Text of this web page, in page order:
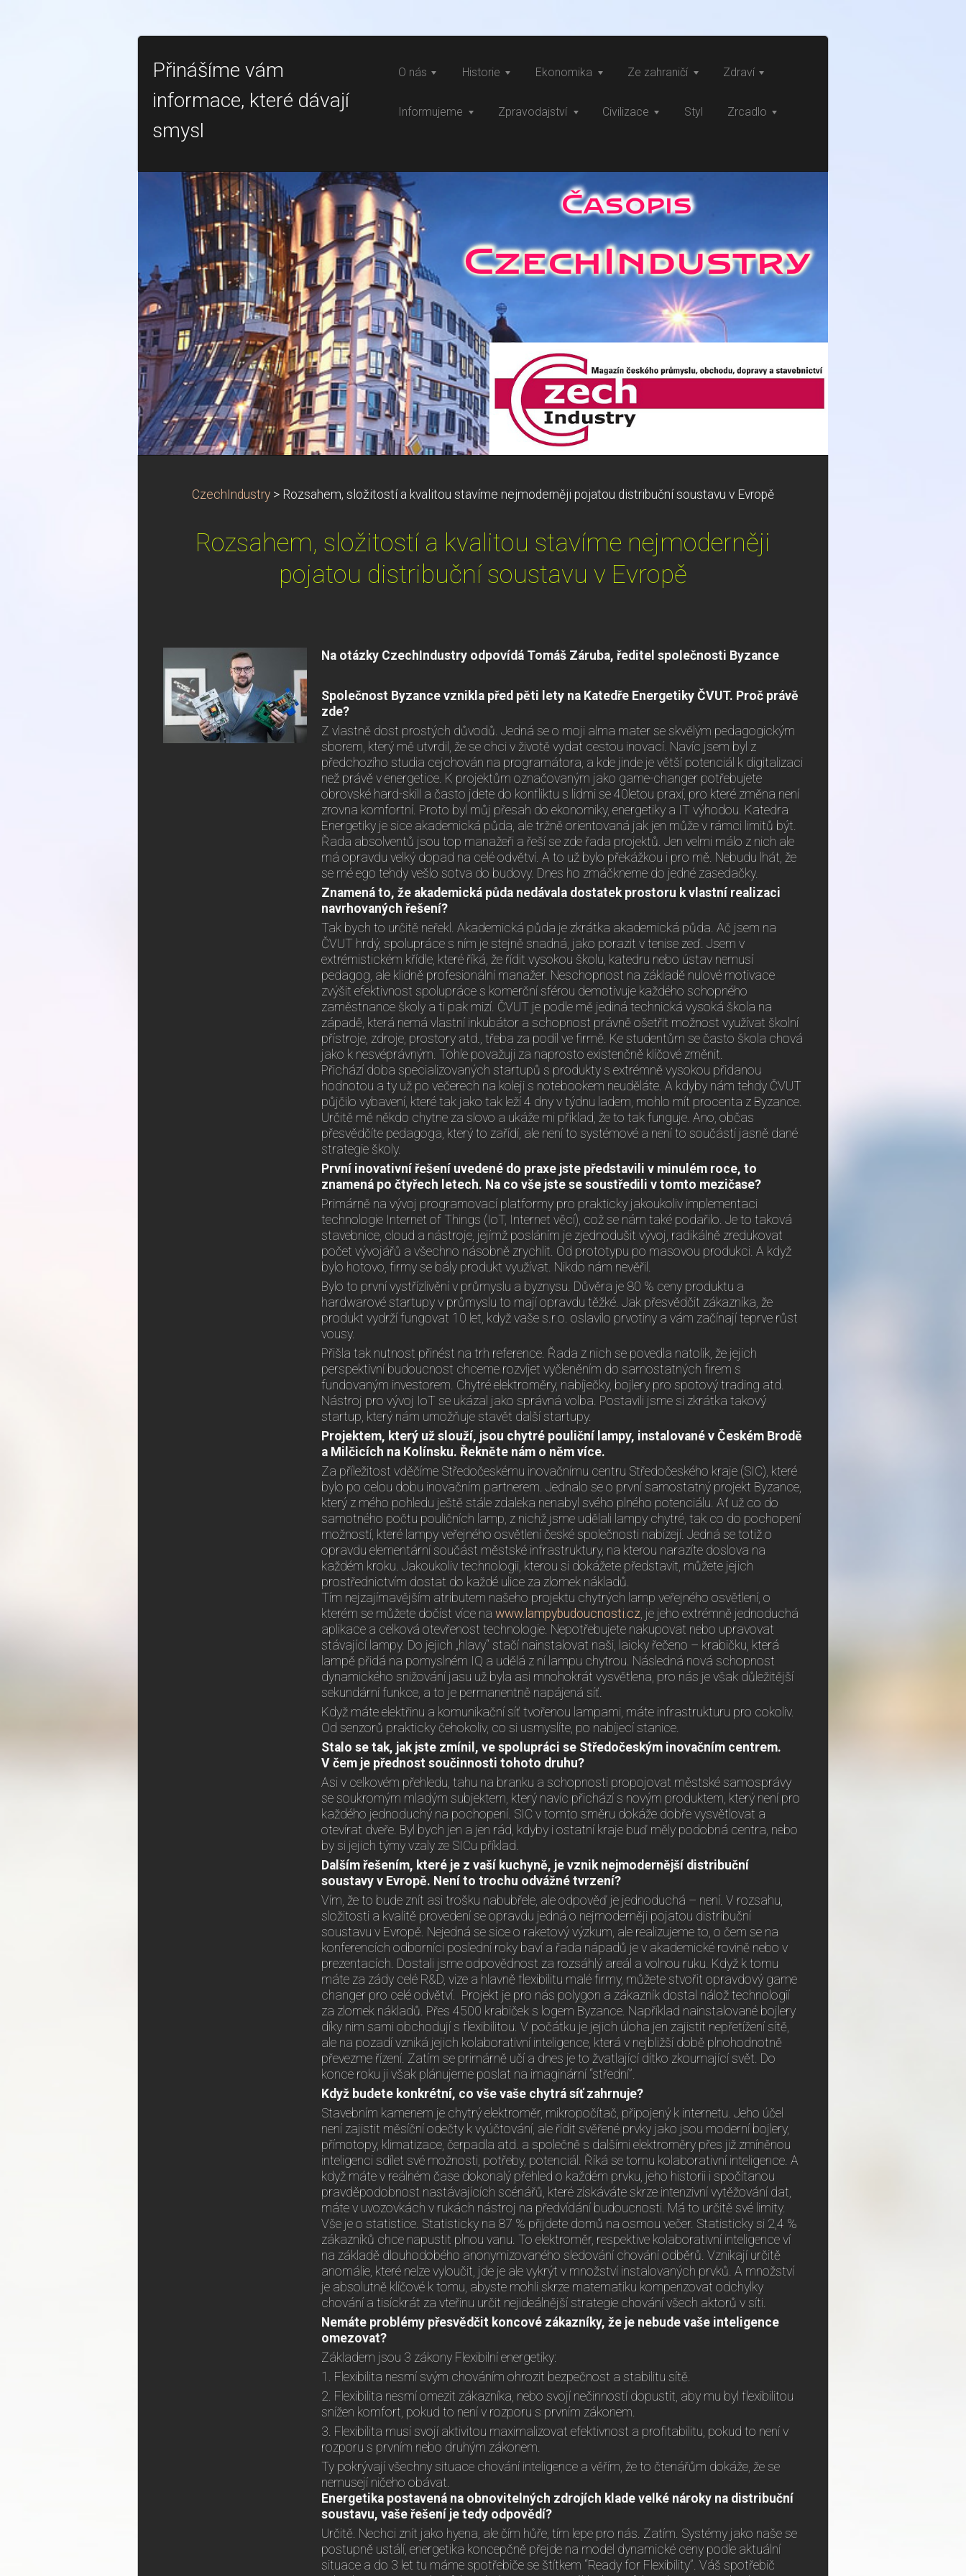
Přinášíme vám
informace, které dávají
smysl
O nás Historie Ekonomika Ze zahraničí Zdraví
Informujeme Zpravodajství Civilizace Styl Zrcadlo
CzechIndustry > Rozsahem, složitostí a kvalitou stavíme nejmoderněji pojatou distribuční soustavu v Evropě
Rozsahem, složitostí a kvalitou stavíme nejmoderněji
pojatou distribuční soustavu v Evropě
Na otázky CzechIndustry odpovídá Tomáš Záruba, ředitel společnosti Byzance
Společnost Byzance vznikla před pěti lety na Katedře Energetiky ČVUT. Proč právě
zde?
Z vlastně dost prostých důvodů. Jedná se o moji alma mater se skvělým pedagogickým
sborem, který mě utvrdil, že se chci v životě vydat cestou inovací. Navíc jsem byl z
předchozího studia cejchován na programátora, a kde jinde je větší potenciál k digitalizaci
než právě v energetice. K projektům označovaným jako game-changer potřebujete
obrovské hard-skill a často jdete do konfliktu s lidmi se 40letou praxí, pro které změna není
zrovna komfortní. Proto byl můj přesah do ekonomiky, energetiky a IT výhodou. Katedra
Energetiky je sice akademická půda, ale tržně orientovaná jak jen může v rámci limitů být.
Řada absolventů jsou top manažeři a řeší se zde řada projektů. Jen velmi málo z nich ale
má opravdu velký dopad na celé odvětví. A to už bylo překážkou i pro mě. Nebudu lhát, že
se mé ego tehdy vešlo sotva do budovy. Dnes ho zmáčkneme do jedné zasedačky.
Znamená to, že akademická půda nedávala dostatek prostoru k vlastní realizaci
navrhovaných řešení?
Tak bych to určitě neřekl. Akademická půda je zkrátka akademická půda. Ač jsem na
ČVUT hrdý, spolupráce s ním je stejně snadná, jako porazit v tenise zeď. Jsem v
extrémistickém křídle, které říká, že řídit vysokou školu, katedru nebo ústav nemusí
pedagog, ale klidně profesionální manažer. Neschopnost na základě nulové motivace
zvýšit efektivnost spolupráce s komerční sférou demotivuje každého schopného
zaměstnance školy a ti pak mizí. ČVUT je podle mě jediná technická vysoká škola na
západě, která nemá vlastní inkubátor a schopnost právně ošetřit možnost využívat školní
přístroje, zdroje, prostory atd., třeba za podíl ve firmě. Ke studentům se často škola chová
jako k nesvéprávným. Tohle považuji za naprosto existenčně klíčové změnit.
Přichází doba specializovaných startupů s produkty s extrémně vysokou přidanou
hodnotou a ty už po večerech na koleji s notebookem neuděláte. A kdyby nám tehdy ČVUT
půjčilo vybavení, které tak jako tak leží 4 dny v týdnu ladem, mohlo mít procenta z Byzance.
Určitě mě někdo chytne za slovo a ukáže mi příklad, že to tak funguje. Ano, občas
přesvědčíte pedagoga, který to zařídí, ale není to systémové a není to součástí jasně dané
strategie školy.
První inovativní řešení uvedené do praxe jste představili v minulém roce, to
znamená po čtyřech letech. Na co vše jste se soustředili v tomto mezičase?
Primárně na vývoj programovací platformy pro prakticky jakoukoliv implementaci
technologie Internet of Things (IoT, Internet věcí), což se nám také podařilo. Je to taková
stavebnice, cloud a nástroje, jejímž posláním je zjednodušit vývoj, radikálně zredukovat
počet vývojářů a všechno násobně zrychlit. Od prototypu po masovou produkci. A když
bylo hotovo, firmy se bály produkt využívat. Nikdo nám nevěřil.
Bylo to první vystřízlivění v průmyslu a byznysu. Důvěra je 80 % ceny produktu a
hardwarové startupy v průmyslu to mají opravdu těžké. Jak přesvědčit zákazníka, že
produkt vydrží fungovat 10 let, když vaše s.r.o. oslavilo prvotiny a vám začínají teprve růst
vousy.
Přišla tak nutnost přinést na trh reference. Řada z nich se povedla natolik, že jejich
perspektivní budoucnost chceme rozvíjet vyčleněním do samostatných firem s
fundovaným investorem. Chytré elektroměry, nabíječky, bojlery pro spotový trading atd.
Nástroj pro vývoj IoT se ukázal jako správná volba. Postavili jsme si zkrátka takový
startup, který nám umožňuje stavět další startupy.
Projektem, který už slouží, jsou chytré pouliční lampy, instalované v Českém Brodě
a Milčicích na Kolínsku. Řekněte nám o něm více.
Za příležitost vděčíme Středočeskému inovačnímu centru Středočeského kraje (SIC), které
bylo po celou dobu inovačním partnerem. Jednalo se o první samostatný projekt Byzance,
který z mého pohledu ještě stále zdaleka nenabyl svého plného potenciálu. Ať už co do
samotného počtu pouličních lamp, z nichž jsme udělali lampy chytré, tak co do pochopení
možností, které lampy veřejného osvětlení české společnosti nabízejí. Jedná se totiž o
opravdu elementární součást městské infrastruktury, na kterou narazíte doslova na
každém kroku. Jakoukoliv technologii, kterou si dokážete představit, můžete jejich
prostřednictvím dostat do každé ulice za zlomek nákladů.
Tím nejzajímavějším atributem našeho projektu chytrých lamp veřejného osvětlení, o
kterém se můžete dočíst více na www.lampybudoucnosti.cz, je jeho extrémně jednoduchá
aplikace a celková otevřenost technologie. Nepotřebujete nakupovat nebo upravovat
stávající lampy. Do jejich „hlavy“ stačí nainstalovat naši, laicky řečeno – krabičku, která
lampě přidá na pomyslném IQ a udělá z ní lampu chytrou. Následná nová schopnost
dynamického snižování jasu už byla asi mnohokrát vysvětlena, pro nás je však důležitější
sekundární funkce, a to je permanentně napájená síť.
Když máte elektřinu a komunikační síť tvořenou lampami, máte infrastrukturu pro cokoliv.
Od senzorů prakticky čehokoliv, co si usmyslíte, po nabíjecí stanice.
Stalo se tak, jak jste zmínil, ve spolupráci se Středočeským inovačním centrem.
V čem je přednost součinnosti tohoto druhu?
Asi v celkovém přehledu, tahu na branku a schopnosti propojovat městské samosprávy
se soukromým mladým subjektem, který navíc přichází s novým produktem, který není pro
každého jednoduchý na pochopení. SIC v tomto směru dokáže dobře vysvětlovat a
otevírat dveře. Byl bych jen a jen rád, kdyby i ostatní kraje buď měly podobná centra, nebo
by si jejich týmy vzaly ze SICu příklad.
Dalším řešením, které je z vaší kuchyně, je vznik nejmodernější distribuční
soustavy v Evropě. Není to trochu odvážné tvrzení?
Vím, že to bude znít asi trošku nabubřele, ale odpověď je jednoduchá – není. V rozsahu,
složitosti a kvalitě provedení se opravdu jedná o nejmoderněji pojatou distribuční
soustavu v Evropě. Nejedná se sice o raketový výzkum, ale realizujeme to, o čem se na
konferencích odborníci poslední roky baví a řada nápadů je v akademické rovině nebo v
prezentacích. Dostali jsme odpovědnost za rozsáhlý areál a volnou ruku. Když k tomu
máte za zády celé R&D, vize a hlavně flexibilitu malé firmy, můžete stvořit opravdový game
changer pro celé odvětví. Projekt je pro nás polygon a zákazník dostal nálož technologií
za zlomek nákladů. Přes 4500 krabiček s logem Byzance. Například nainstalované bojlery
díky nim sami obchodují s flexibilitou. V počátku je jejich úloha jen zajistit nepřetížení sítě,
ale na pozadí vzniká jejich kolaborativní inteligence, která v nejbližší době plnohodnotně
převezme řízení. Zatím se primárně učí a dnes je to žvatlající dítko zkoumající svět. Do
konce roku ji však plánujeme poslat na imaginární “střední”.
Když budete konkrétní, co vše vaše chytrá síť zahrnuje?
Stavebním kamenem je chytrý elektroměr, mikropočítač, připojený k internetu. Jeho účel
není zajistit měsíční odečty k vyúčtování, ale řídit svěřené prvky jako jsou moderní bojlery,
přímotopy, klimatizace, čerpadla atd. a společně s dalšími elektroměry přes již zmíněnou
inteligenci sdílet své možnosti, potřeby, potenciál. Říká se tomu kolaborativní inteligence. A
když máte v reálném čase dokonalý přehled o každém prvku, jeho historii i spočítanou
pravděpodobnost nastávajících scénářů, které získáváte skrze intenzivní vytěžování dat,
máte v uvozovkách v rukách nástroj na předvídání budoucnosti. Má to určitě své limity.
Vše je o statistice. Statisticky na 87 % přijdete domů na osmou večer. Statisticky si 2,4 %
zákazníků chce napustit plnou vanu. To elektroměr, respektive kolaborativní inteligence ví
na základě dlouhodobého anonymizovaného sledování chování odběrů. Vznikají určitě
anomálie, které nelze vyloučit, jde je ale vykrýt v množství instalovaných prvků. A množství
je absolutně klíčové k tomu, abyste mohli skrze matematiku kompenzovat odchylky
chování a tisíckrát za vteřinu určit nejideálnější strategie chování všech aktorů v síti.
Nemáte problémy přesvědčit koncové zákazníky, že je nebude vaše inteligence
omezovat?
Základem jsou 3 zákony Flexibilní energetiky:
1. Flexibilita nesmí svým chováním ohrozit bezpečnost a stabilitu sítě.
2. Flexibilita nesmí omezit zákazníka, nebo svojí nečinností dopustit, aby mu byl flexibilitou
snížen komfort, pokud to není v rozporu s prvním zákonem.
3. Flexibilita musí svojí aktivitou maximalizovat efektivnost a profitabilitu, pokud to není v
rozporu s prvním nebo druhým zákonem.
Ty pokrývají všechny situace chování inteligence a věřím, že to čtenářům dokáže, že se
nemusejí ničeho obávat.
Energetika postavená na obnovitelných zdrojích klade velké nároky na distribuční
soustavu, vaše řešení je tedy odpovědí?
Určitě. Nechci znít jako hyena, ale čím hůře, tím lepe pro nás. Zatím. Systémy jako naše se
postupně ustálí, energetika koncepčně přejde na model dynamické ceny podle aktuální
situace a do 3 let tu máme spotřebiče se štítkem “Ready for Flexibility”. Váš spotřebič